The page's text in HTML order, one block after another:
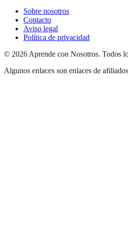
Sobre nosotros
Contacto
Aviso legal
Política de privacidad
© 2026 Aprende con Nosotros. Todos
Algunos enlaces son enlaces de